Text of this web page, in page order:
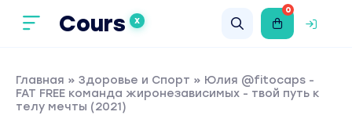
Cours X
0
Главная » Здоровье и Спорт » Юлия @fitocaps -
FAT FREE команда жиронезависимых - твой путь к
телу мечты (2021)